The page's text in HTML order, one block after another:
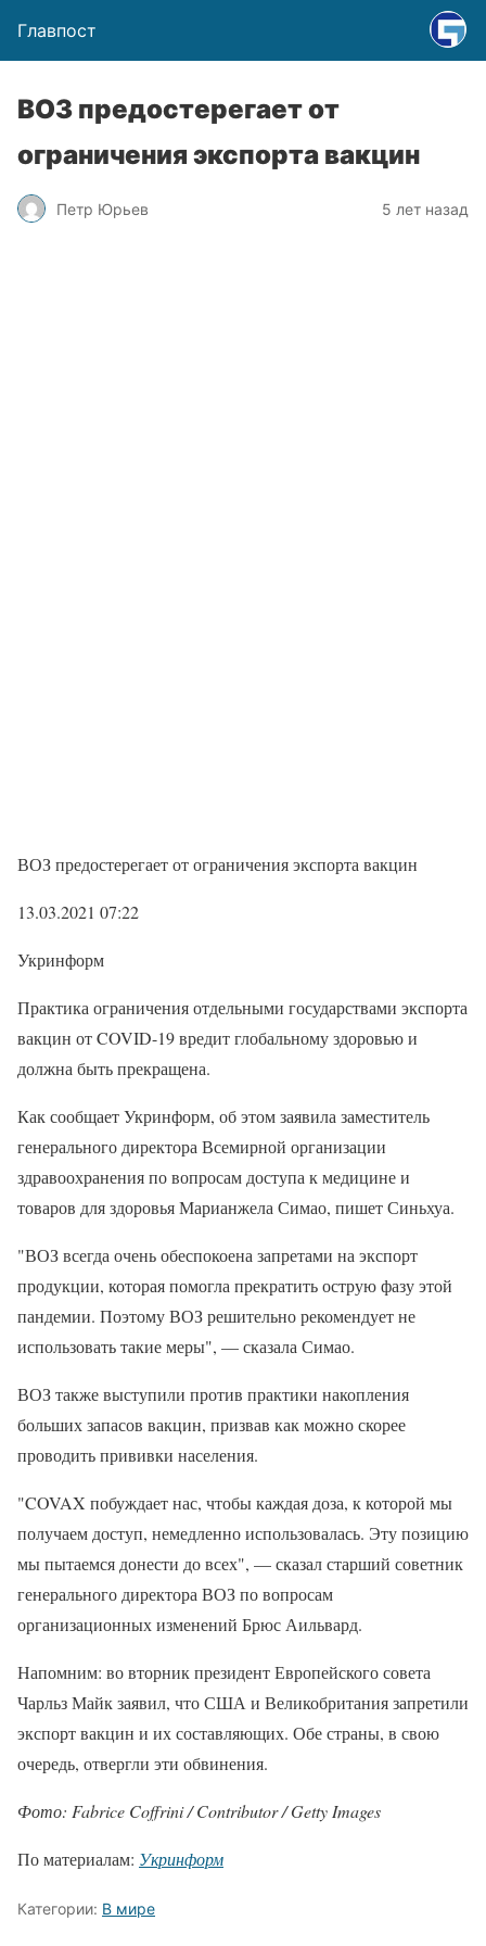
Главпост
ВОЗ предостерегает от
ограничения экспорта вакцин
Петр Юрьев 5 лет назад
ВОЗ предостерегает от ограничения экспорта вакцин
13.03.2021 07:22
Укринформ
Практика ограничения отдельными государствами экспорта
вакцин от COVID-19 вредит глобальному здоровью и
должна быть прекращена.
Как сообщает Укринформ, об этом заявила заместитель
генерального директора Всемирной организации
здравоохранения по вопросам доступа к медицине и
товаров для здоровья Марианжела Симао, пишет Синьхуа.
"ВОЗ всегда очень обеспокоена запретами на экспорт
продукции, которая помогла прекратить острую фазу этой
пандемии. Поэтому ВОЗ решительно рекомендует не
использовать такие меры", — сказала Симао.
ВОЗ также выступили против практики накопления
больших запасов вакцин, призвав как можно скорее
проводить прививки населения.
"COVAX побуждает нас, чтобы каждая доза, к которой мы
получаем доступ, немедленно использовалась. Эту позицию
мы пытаемся донести до всех", — сказал старший советник
генерального директора ВОЗ по вопросам
организационных изменений Брюс Аильвард.
Напомним: во вторник президент Европейского совета
Чарльз Майк заявил, что США и Великобритания запретили
экспорт вакцин и их составляющих. Обе страны, в свою
очередь, отвергли эти обвинения.
Фото: Fabrice Coffrini / Contributor / Getty Images
По материалам: Укринформ
Категории: В мире